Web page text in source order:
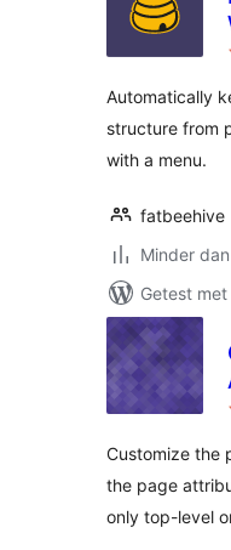
Automatically
structure from
with a menu.
fatbeehive
Minder
Getest
Customize the
the page
only top-level